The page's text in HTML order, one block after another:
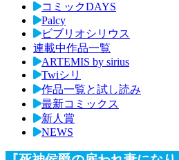
コミックDAYS
Palcy
ビブリオシリウス
連載中作品一覧
ARTEMIS by sirius
Twiシリ
作品一覧と試し読み
最新コミックス
新人賞
NEWS